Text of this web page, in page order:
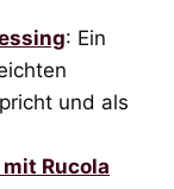
: Ein
und als
Rucola